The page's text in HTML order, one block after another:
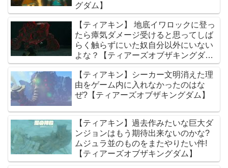
グダム】
【ティアキン】 地底イワロックに登っ
たら瘴気ダメージ受けると思ってしば
らく触らずにいた奴自分以外にいない
よな？【ティアーズオブザキングダ
ム】
【ティアキン】シーカー文明消えた理
由をゲーム内に入れなかったのはな
ぜ?【ティアーズオブザキングダム】
【ティアキン】過去作みたいな巨大ダ
ンジョンはもう期待出来ないのかな?
ムジュラ並のものをまたやりたい件!
【ティアーズオブザキングダム】